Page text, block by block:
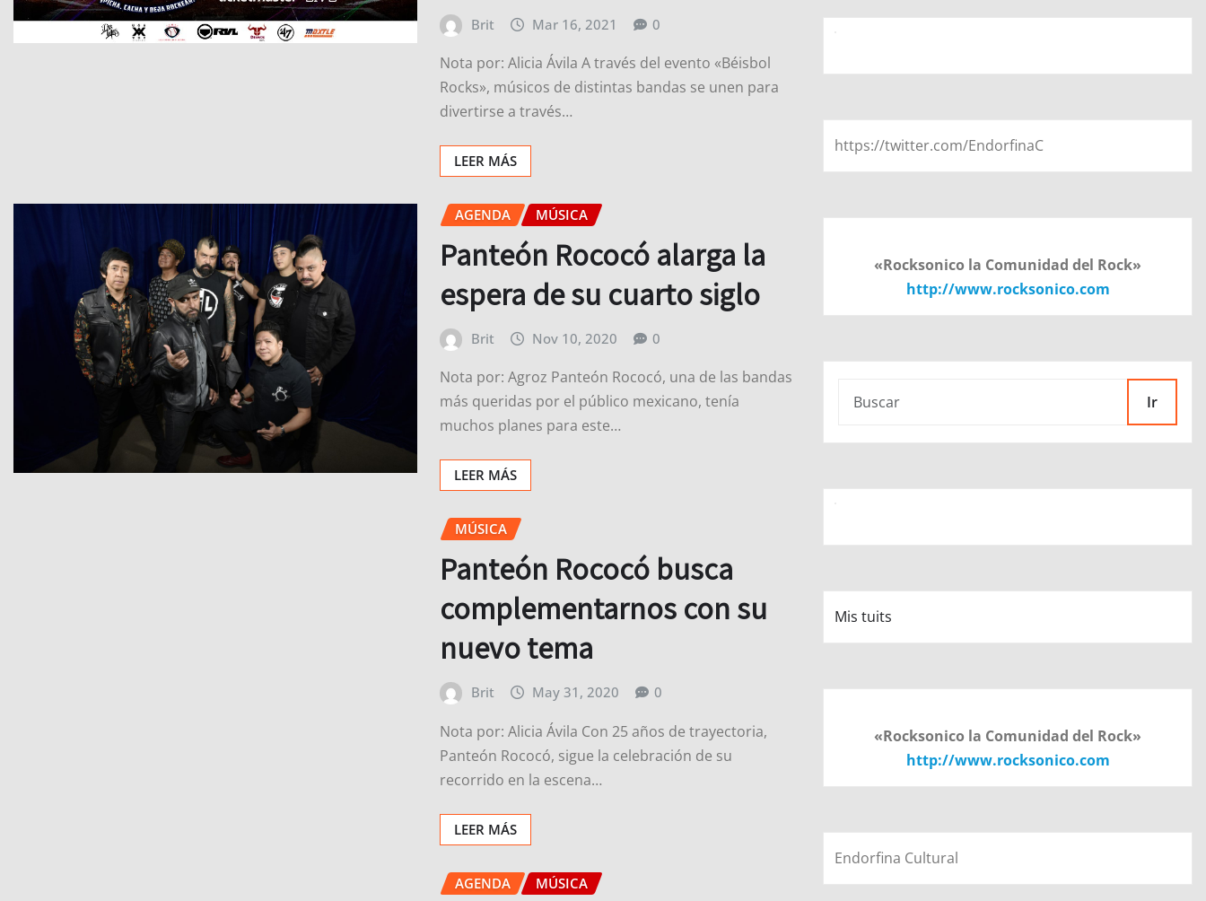
Brit Mar 16, 2021 0
Nota por: Alicia Ávila A través del evento «Béisbol
Rocks», músicos de distintas bandas se unen para
divertirse a través…
LEER MÁS
AGENDA MÚSICA
Panteón Rococó alarga la
espera de su cuarto siglo
Brit Nov 10, 2020 0
Nota por: Agroz Panteón Rococó, una de las bandas
más queridas por el público mexicano, tenía
muchos planes para este…
LEER MÁS
MÚSICA
Panteón Rococó busca
complementarnos con su
nuevo tema
Brit May 31, 2020 0
Nota por: Alicia Ávila Con 25 años de trayectoria,
Panteón Rococó, sigue la celebración de su
recorrido en la escena…
LEER MÁS
AGENDA MÚSICA
https://twitter.com/EndorfinaC
«Rocksonico la Comunidad del Rock»
http://www.rocksonico.com
Ir
Mis tuits
«Rocksonico la Comunidad del Rock»
http://www.rocksonico.com
Endorfina Cultural